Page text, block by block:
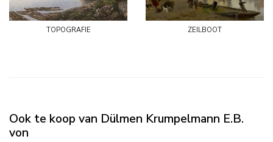
topografie zeilboot
Ook te koop van Dülmen Krumpelmann E.B.
von